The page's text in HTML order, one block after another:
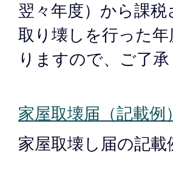
翌々年度）から課
取り壊しを行った
りますので、ご了承
家屋取壊届（記載
家屋取壊し届の記載